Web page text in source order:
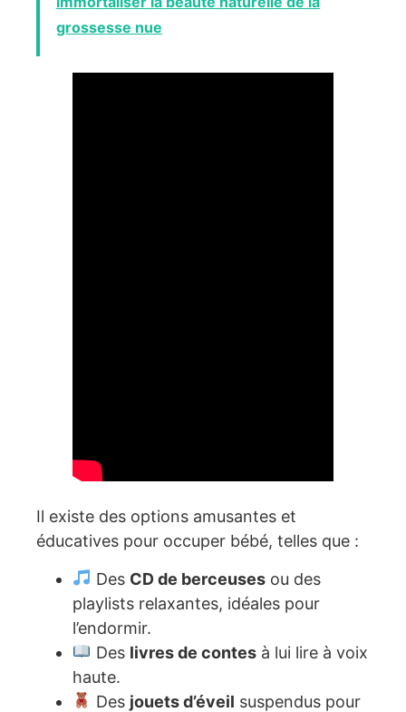
grossesse nue
Il existe des options amusantes et
éducatives pour occuper bébé, telles que :
Des CD de berceusesou des
playlists relaxantes, idéales pour
l’endormir.
Des livres de contesà lui lire à voix
haute.
Des jouets d’éveil suspendus pour